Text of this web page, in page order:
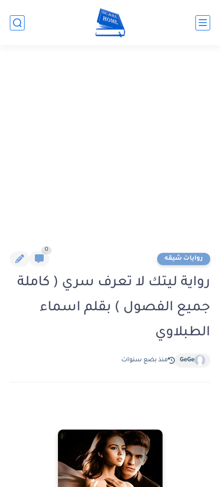
روايات شيقه
0
رواية ليتك لا تعرف سري ( كاملة
جميع الفصول ) بقلم اسماء
الطبلاوي
GeGe منذ بضع سنوات